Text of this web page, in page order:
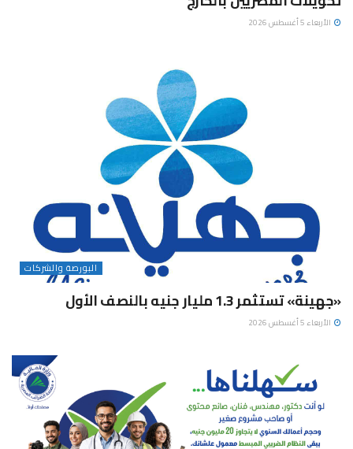
الأربعاء 5 أغسطس 2026
البورصة والشركات
«جهينة» تستثمر 1.3 مليار جنيه بالنصف الأول
الأربعاء 5 أغسطس 2026